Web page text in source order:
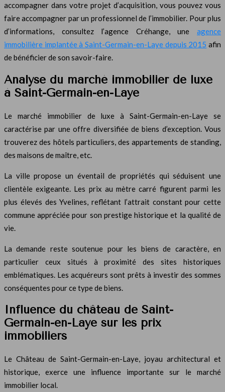
accompagner dans votre projet d’acquisition, vous pouvez vous
faire accompagner par un professionnel de l’immobilier. Pour plus
d’informations, consultez l’agence Créhange, une agence
immobilière implantée à Saint-Germain-en-Laye depuis 2015 afin
de bénéficier de son savoir-faire.
Analyse du marché immobilier de luxe
à Saint-Germain-en-Laye
Le marché immobilier de luxe à Saint-Germain-en-Laye se
caractérise par une offre diversifiée de biens d’exception. Vous
trouverez des hôtels particuliers, des appartements de standing,
des maisons de maître, etc.
La ville propose un éventail de propriétés qui séduisent une
clientèle exigeante. Les prix au mètre carré figurent parmi les
plus élevés des Yvelines, reflétant l’attrait constant pour cette
commune appréciée pour son prestige historique et la qualité de
vie.
La demande reste soutenue pour les biens de caractère, en
particulier ceux situés à proximité des sites historiques
emblématiques. Les acquéreurs sont prêts à investir des sommes
conséquentes pour ce type de biens.
Influence du château de Saint-
Germain-en-Laye sur les prix
immobiliers
Le Château de Saint-Germain-en-Laye, joyau architectural et
historique, exerce une influence importante sur le marché
immobilier local.